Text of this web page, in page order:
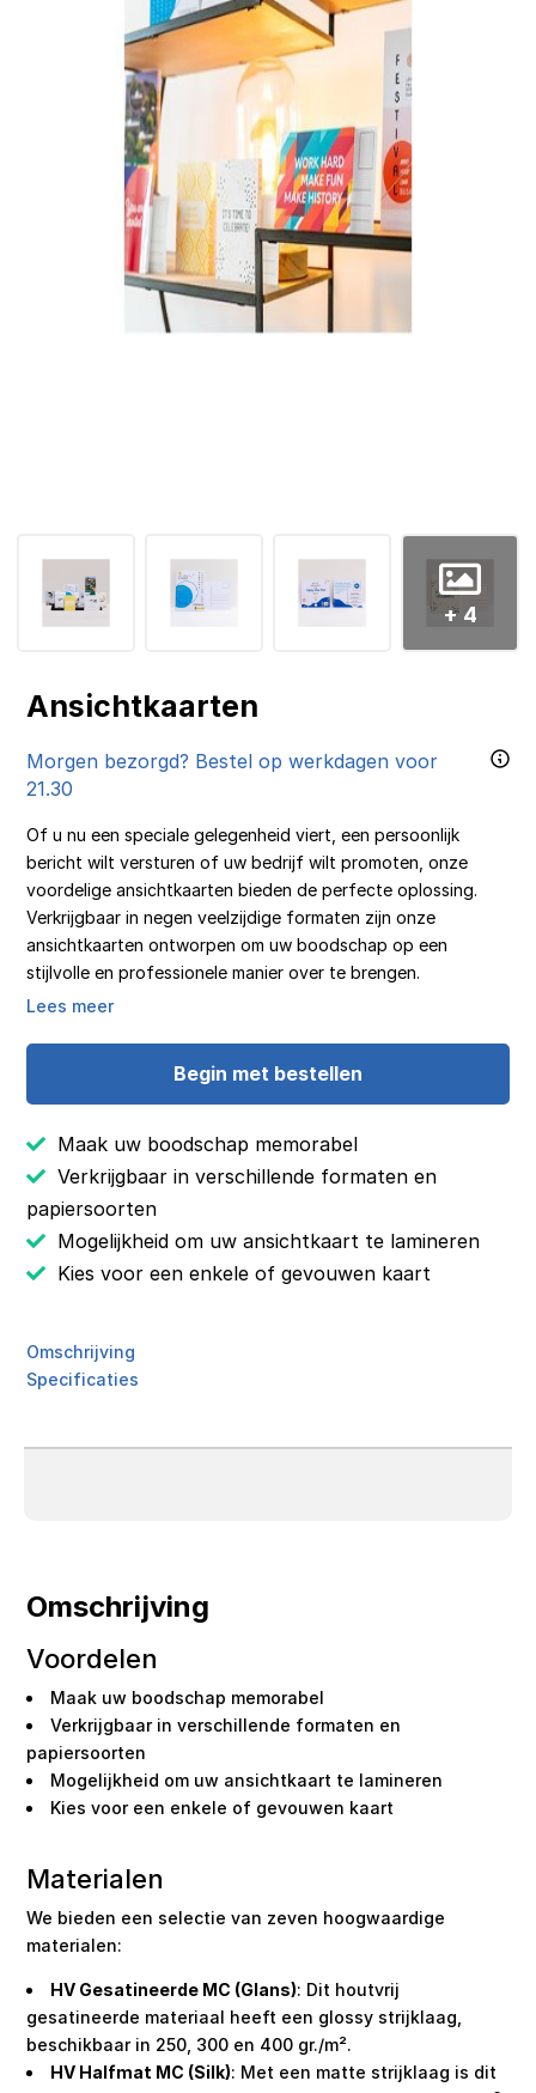
+ 4
Ansichtkaarten
Morgen bezorgd? Bestel op werkdagen voor
21.30
Of u nu een speciale gelegenheid viert, een persoonlijk
bericht wilt versturen of uw bedrijf wilt promoten, onze
voordelige ansichtkaarten bieden de perfecte oplossing.
Verkrijgbaar in negen veelzijdige formaten zijn onze
ansichtkaarten ontworpen om uw boodschap op een
stijlvolle en professionele manier over te brengen.
Lees meer
Begin met bestellen
Maak uw boodschap memorabel
Verkrijgbaar in verschillende formaten en
papiersoorten
Mogelijkheid om uw ansichtkaart te lamineren
Kies voor een enkele of gevouwen kaart
Omschrijving
Specificaties
Omschrijving
Voordelen
Maak uw boodschap memorabel
Verkrijgbaar in verschillende formaten en
papiersoorten
Mogelijkheid om uw ansichtkaart te lamineren
Kies voor een enkele of gevouwen kaart
Materialen
We bieden een selectie van zeven hoogwaardige
materialen:
HV Gesatineerde MC (Glans): Dit houtvrij
gesatineerde materiaal heeft een glossy strijklaag,
beschikbaar in 250, 300 en 400 gr./m².
HV Halfmat MC (Silk): Met een matte strijklaag is dit